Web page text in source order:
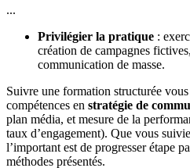
...
Privilégier la pratique :
création de campagnes
communication de masse.
Suivre une formation structurée
compétences en stratégie de
plan média, et mesure de la
taux d’engagement). Que vous
l’important est de progresser étape
méthodes présentés.